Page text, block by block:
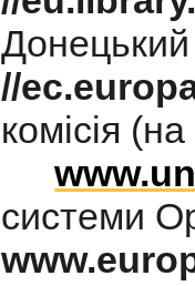
Донецький
//
комісія
системи